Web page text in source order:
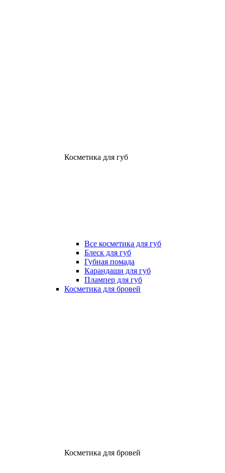
Косметика для губ
Все косметика для губ
Блеск для губ
Губная помада
Карандаши для губ
Плампер для губ
Косметика для бровей
Косметика для бровей